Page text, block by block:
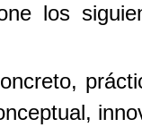
los